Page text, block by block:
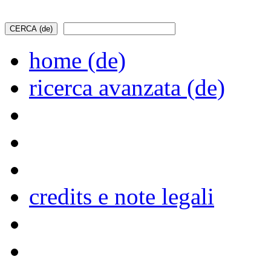
home (de)
ricerca avanzata (de)
credits e note legali